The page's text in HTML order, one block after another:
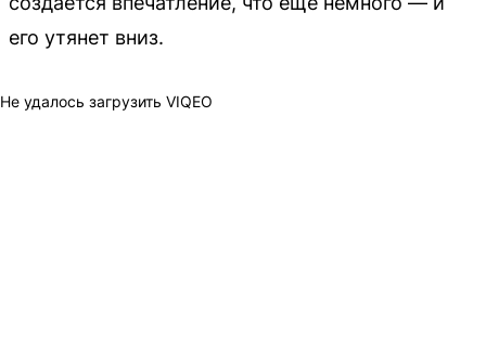
его утянет вниз.
Не удалось загрузить VIQEO